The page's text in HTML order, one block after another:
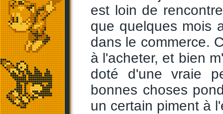
est loin de
que quelques mois
dans le commerce.
à l'acheter, et bien
doté d'une vraie
bonnes choses
un certain piment à